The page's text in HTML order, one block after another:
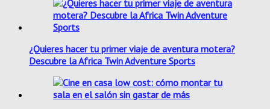
¿Quieres hacer tu primer viaje de aventura motera?
Descubre la Africa Twin Adventure Sports